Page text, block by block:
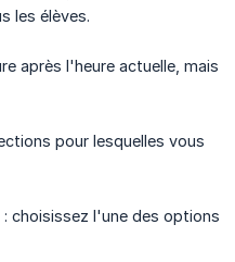
les élèves.
après l'heure actuelle, mais
pour lesquelles vous
: choisissez l'une des options